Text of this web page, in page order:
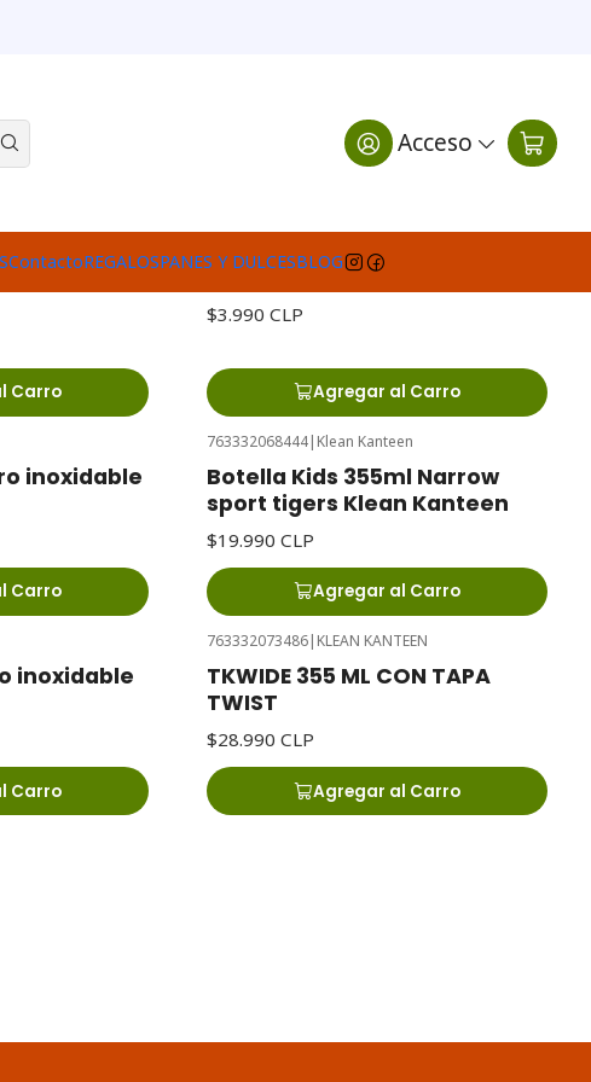
Acceso
ContactoREGALOSPANES Y DULCESBLOG
Filtros
tela
1,15mts
Carro
Malla para yogurt griego /
ricota
$3.990 CLP
Agregar al Carro
inoxidable
Carro
763332068444| Klean Kanteen
Botella Kids 355ml Narrow
sport tigers Klean Kanteen
$19.990 CLP
Agregar al Carro
inoxidable
Carro
763332073486| KLEAN KANTEEN
TKWIDE 355 ML CON TAPA
TWIST
$28.990 CLP
Agregar al Carro